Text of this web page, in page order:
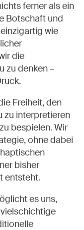
ferner als ein
Botschaft und
wie
die
zu denken –
Freiheit, den
zu interpretieren
bespielen. Wir
ohne dabei
bisher
entsteht.
es uns,